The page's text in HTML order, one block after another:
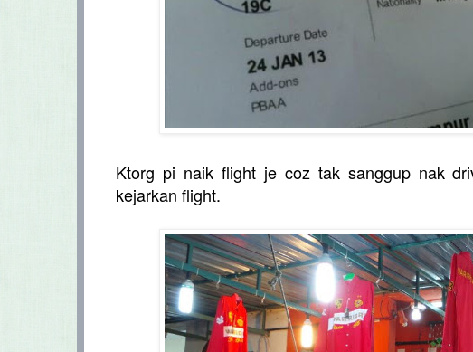
Ktorg pi naik flight je coz tak sanggup nak
kejarkan flight.